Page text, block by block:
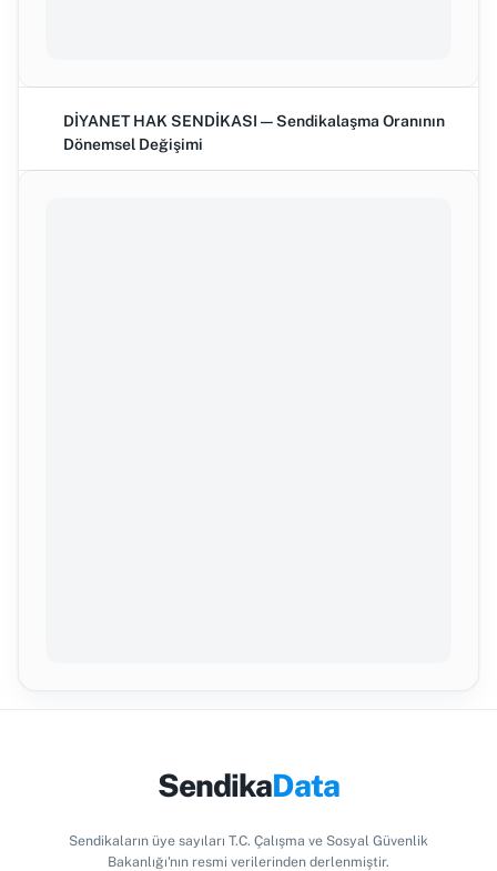
DİYANET HAK SENDİKASI — Sendikalaşma Oranının
Dönemsel Değişimi
SendikaData
Sendikaların üye sayıları T.C. Çalışma ve Sosyal Güvenlik
Bakanlığı'nın resmi verilerinden derlenmiştir.